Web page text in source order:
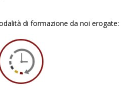
di formazione da noi erogate: